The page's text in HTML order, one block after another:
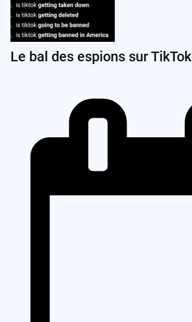
Le bal des espions sur TikTok